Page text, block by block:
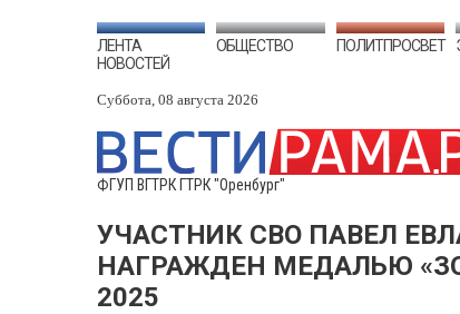
ЛЕНТА
НОВОСТЕЙ
ОБЩЕСТВО ПОЛИТПРОСВЕТ
Суббота, 08 августа 2026
ФГУП ВГТРК ГТРК "Оренбург"
УЧАСТНИК СВО ПАВЕЛ
НАГРАЖДЕН МЕДАЛЬЮ
2025